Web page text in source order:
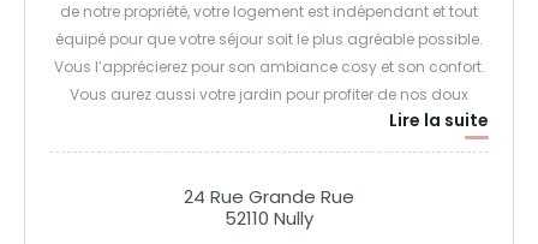
de notre propriété, votre logement est indépendant et tout
équipé pour que votre séjour soit le plus agréable possible.
Vous l’apprécierez pour son ambiance cosy et son confort.
Vous aurez aussi votre jardin pour profiter de nos doux
Proche du lac du der, lac de lac forêt d’orient, nigloland
Lire la suite
24 Rue Grande Rue
52110 Nully